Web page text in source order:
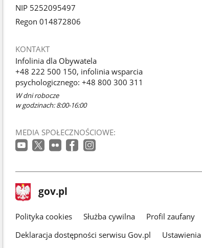
NIP 5252095497
Regon 014872806
KONTAKT
Infolinia dla Obywatela
+48 222 500 150, infolinia wsparcia
psychologicznego: +48 800 300 311
W dni robocze
w godzinach: 8:00-16:00
MEDIA SPOŁECZNOŚCIOWE:
stopka
gov.pl Strona
gov.pl
gov.pl
Polityka cookies Służba cywilna Profil zaufany
Deklaracja dostępności serwisu Gov.pl